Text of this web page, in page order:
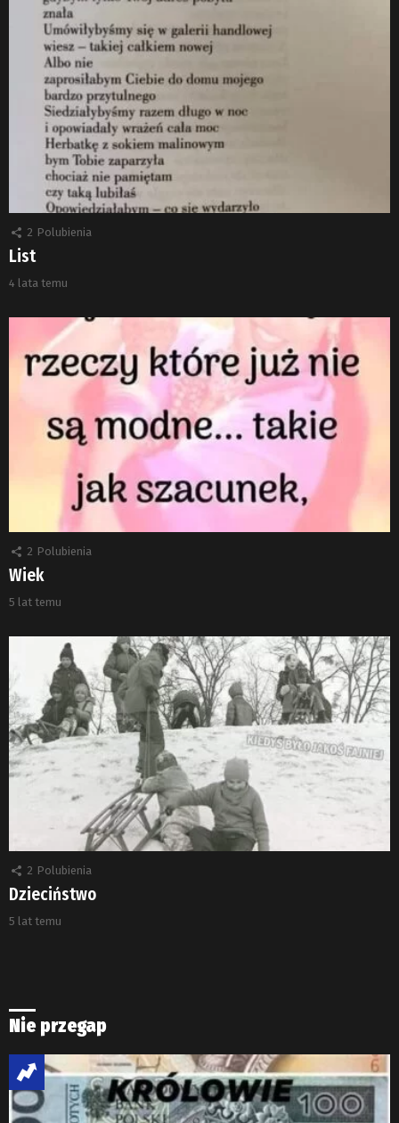
2 Polubienia
List
4 lata temu
2 Polubienia
Wiek
5 lat temu
2 Polubienia
Dzieciństwo
5 lat temu
Nie przegap